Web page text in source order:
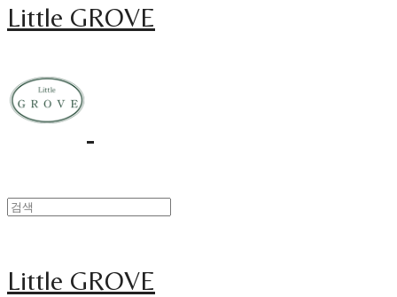
Little GROVE
Little GROVE